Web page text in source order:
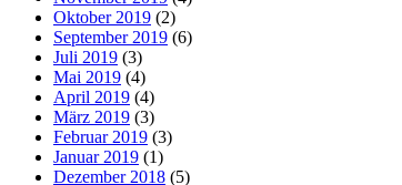
Oktober 2019 (2)
September 2019 (6)
Juli 2019 (3)
Mai 2019 (4)
April 2019 (4)
März 2019 (3)
Februar 2019 (3)
Januar 2019 (1)
Dezember 2018 (5)